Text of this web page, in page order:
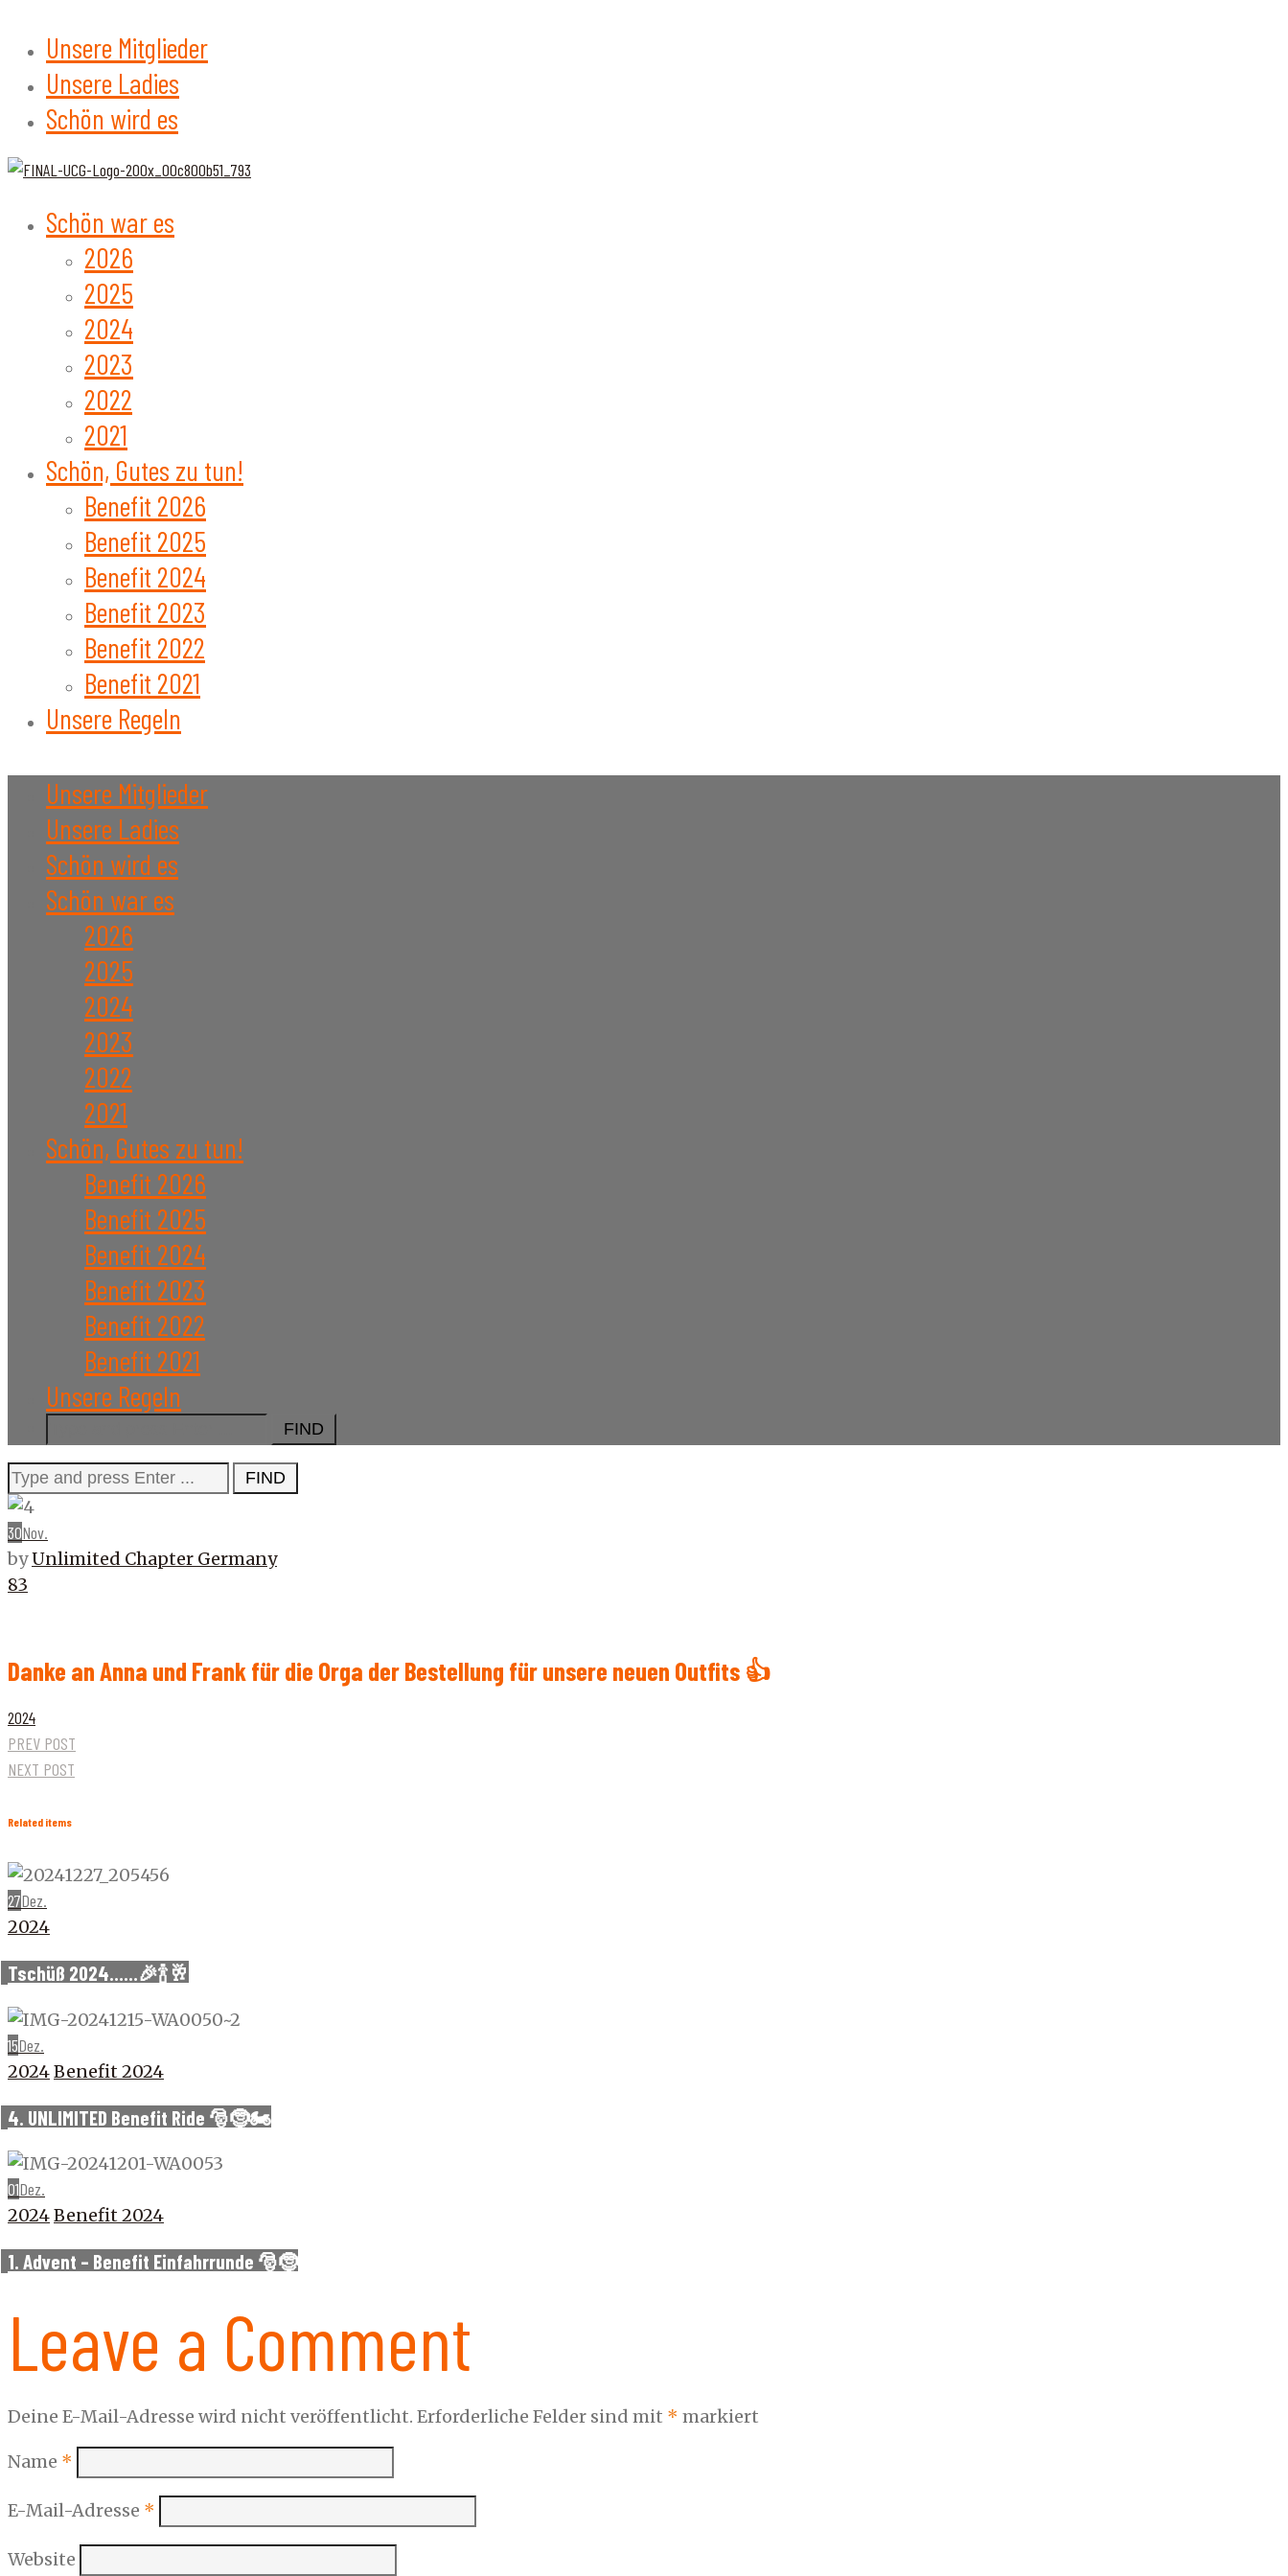
Unsere Mitglieder
Unsere Ladies
Schön wird es
Schön war es
2026
2025
2024
2023
2022
2021
Schön, Gutes zu tun!
Benefit 2026
Benefit 2025
Benefit 2024
Benefit 2023
Benefit 2022
Benefit 2021
Unsere Regeln
Unsere Mitglieder
Unsere Ladies
Schön wird es
Schön war es
2026
2025
2024
2023
2022
2021
Schön, Gutes zu tun!
Benefit 2026
Benefit 2025
Benefit 2024
Benefit 2023
Benefit 2022
Benefit 2021
Unsere Regeln
for:
Search
for:
30Nov.
byUnlimited Chapter Germany
83
Danke an Anna und Frank für die Orga der Bestellung für unsere neuen Outfits 👍
2024
PREV POST
NEXT POST
Related items
27Dez.
2024
Tschüß 2024……🎉🍾🥂
15Dez.
2024Benefit 2024
4. UNLIMITED Benefit Ride 🎅🤶🏍️
01Dez.
2024Benefit 2024
1. Advent – Benefit Einfahrrunde 🎅🤶
Leave a Comment
Deine E-Mail-Adresse wird nicht veröffentlicht. Erforderliche Felder sind mit * markiert
Name *
E-Mail-Adresse *
Website